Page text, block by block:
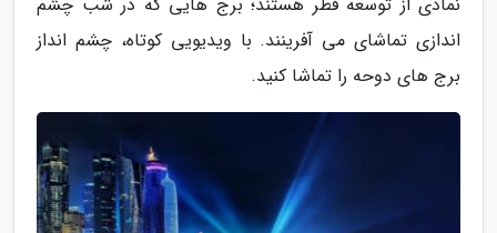
اندازی تماشای می آفرینند. با ویدیویی کوتاه، چشم انداز
برج های دوحه را تماشا کنید.